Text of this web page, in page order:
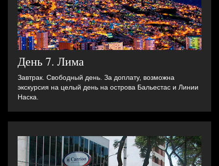
День 7. Лима
Завтрак. Свободный день. За доплату, возможна
экскурсия на целый день на острова Бальестас и Линии
Наска.